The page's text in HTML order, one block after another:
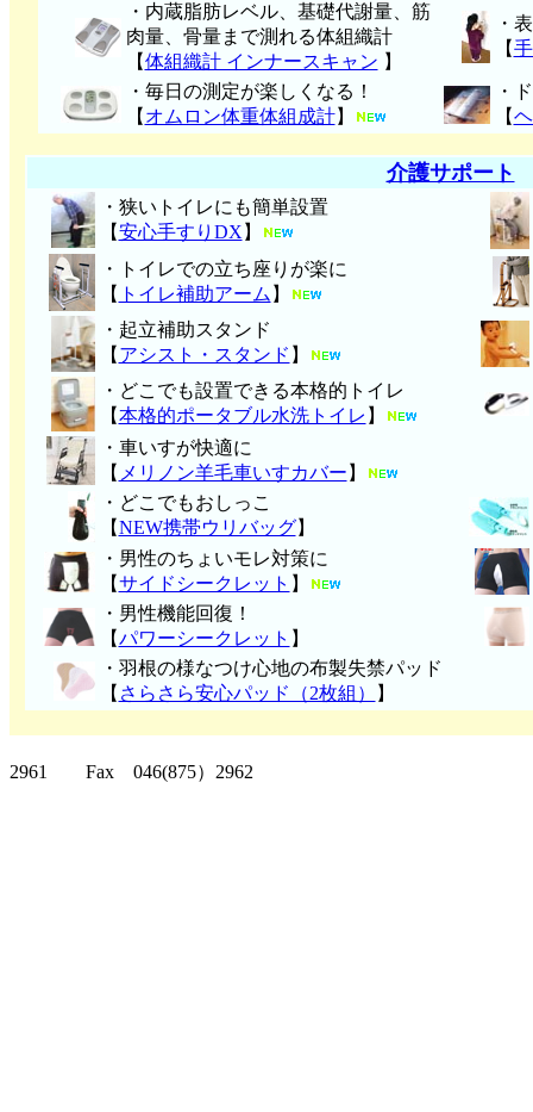
・内蔵脂肪レベル、基礎代謝量、筋
肉量、骨量まで測れる体組織計
【体組織計 インナースキャン 】
・
【
・毎日の測定が楽しくなる！
【 オムロン体重体組成計】
・
【
介護サポート
・狭いトイレにも簡単設置
【安心手すりDX 】
・トイレでの立ち座りが楽に
【 トイレ補助アーム 】
・起立補助スタンド
【 アシスト・スタンド 】
・どこでも設置できる本格的トイレ
【本格的ポータブル水洗トイレ 】
・車いすが快適に
【 メリノン羊毛車いすカバー 】
・どこでもおしっこ
【NEW携帯ウリバッグ】
・男性のちょいモレ対策に
【サイドシークレット 】
・男性機能回復！
【パワーシークレット 】
・ 羽根の様なつけ心地の布製失禁パッ ド
【 さらさら安心パッド（2枚組） 】
2961 Fax 046(875）2962